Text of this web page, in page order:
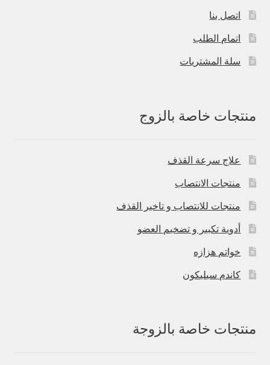
اتصل بنا
اتمام الطلب
سلة المشتريات
منتجات خاصة بالزوج
علاج سرعة القذف
منتجات الانتصاب
منتجات للانتصاب و تاخير القذف
أدوية تكبير و تضخيم العضو
خواتم هزازه
كاندم سيليكون
منتجات خاصة بالزوجة